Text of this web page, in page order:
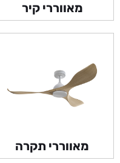
מאווררי קיר
מאווררי תקרה